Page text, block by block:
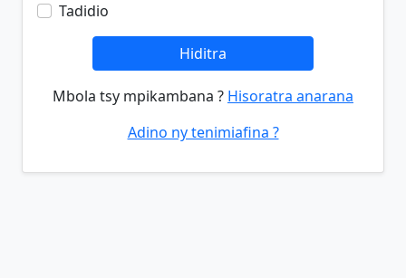
Tadidio
Hiditra
Mbola tsy mpikambana ? Hisoratra anarana
Adino ny tenimiafina ?